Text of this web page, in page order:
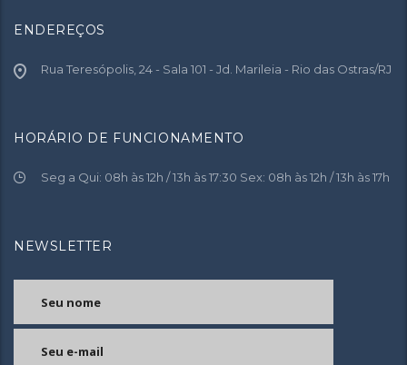
ENDEREÇOS
Rua Teresópolis, 24 - Sala 101 - Jd. Marileia - Rio das Ostras/RJ
HORÁRIO DE FUNCIONAMENTO
Seg a Qui: 08h às 12h / 13h às 17:30 Sex: 08h às 12h / 13h às 17h
NEWSLETTER